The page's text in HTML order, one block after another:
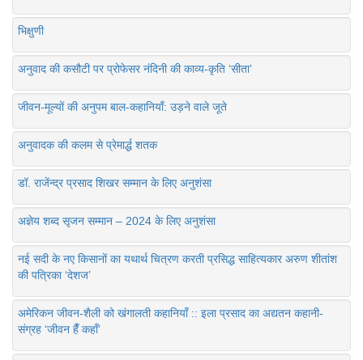
भिक्षुणी
अनुवाद की कसौटी पर प्रोफेसर नंदिनी की काव्य-कृति ‘सीता’
जीवन-मूल्यों की अनुपम बाल-कहानियाँ: उड़ने वाले जूते
अनुवादक की कलम से प्रेमार्द्ध शतक
डॉ. राजेंन्द्र प्रसाद शिखर सम्मान के लिए अनुशंसा
अज्ञेय शब्द सृजन सम्मान – 2024 के लिए अनुशंसा
नई सदी के नए किसानों का यथार्थ चित्रण करती प्रसिद्ध साहित्यकार अरुण शीतांश
की पत्रिका ‘देशज’
अमेरिकन जीवन-शैली को खंगालती कहानियाँ :: इला प्रसाद का अद्यतन कहानी-
संग्रह ‘जीवन हैँ कहाँ’